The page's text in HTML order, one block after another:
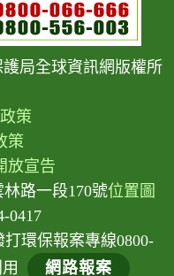
局全球資訊網版權所
策
策
放宣告
路一段170號位置圖
0417
環保報案專線0800-
網路報案